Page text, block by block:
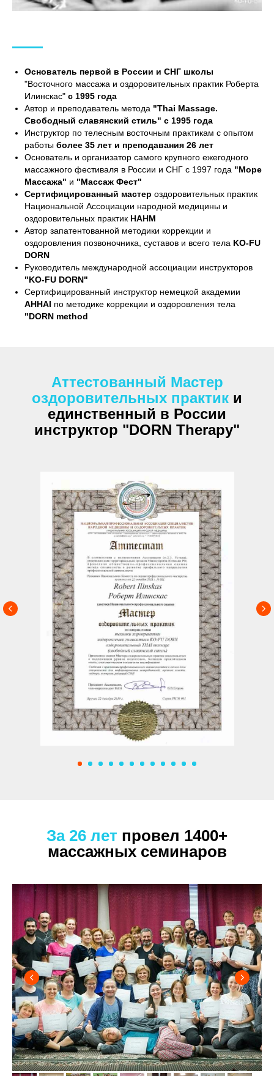
Основатель первой в России и СНГ школы
"Восточного массажа и оздоровительных практик Роберта
Илинскас" с 1995 года
Автор и преподаватель метода "Thai Massage.
Свободный славянский стиль" с 1995 года
Инструктор по телесным восточным практикам с опытом
работы более 35 лет и преподавания 26 лет
Основатель и организатор самого крупного ежегодного
массажного фестиваля в России и СНГ с 1997 года "Море
Массажа" и "Массаж Фест"
Сертифицированный мастер оздоровительных практик
Национальной Ассоциации народной медицины и
оздоровительных практик НАНМ
Автор запатентованной методики коррекции и
оздоровления позвоночника, суставов и всего тела KO-FU
DORN
Руководитель международной ассоциации инструкторов
"KO-FU DORN"
Сертифицированный инструктор немецкой академии
AHHAI по методике коррекции и оздоровления тела
"DORN method
Аттестованный Мастер
оздоровительных практик и
единственный в России
инструктор "DORN Therapy"
За 26 лет провел 1400+
массажных семинаров